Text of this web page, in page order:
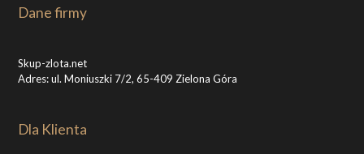
Dane firmy
Skup-zlota.net
Adres: ul. Moniuszki 7/2, 65-409 Zielona Góra
Dla Klienta